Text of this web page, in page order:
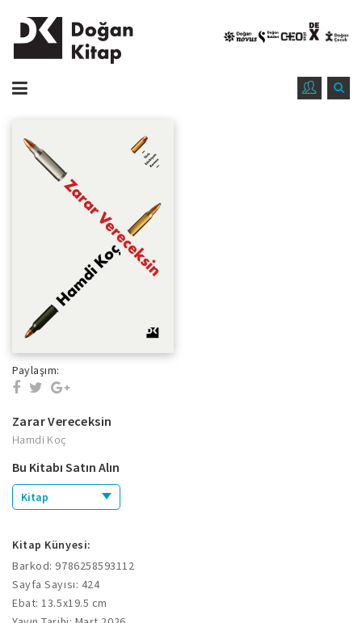
Paylaşım:
Zarar Vereceksin
Hamdi Koç
Bu Kitabı Satın Alın
Kitap
Kitap Künyesi:
Barkod: 9786258593112
Sayfa Sayısı: 424
Ebat: 13.5x19.5 cm